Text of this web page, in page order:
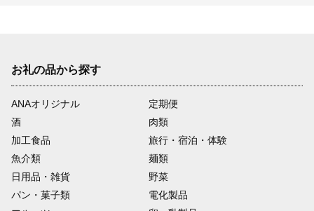
お礼の品から探す
ANAオリジナル
定期便
酒
肉類
加工食品
旅行・宿泊・体験
魚介類
麺類
日用品・雑貨
野菜
パン・菓子類
電化製品